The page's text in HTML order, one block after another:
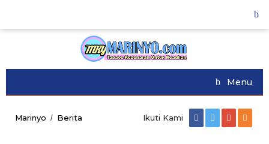
content
Menu
Marinyo / Berita Ikuti Kami